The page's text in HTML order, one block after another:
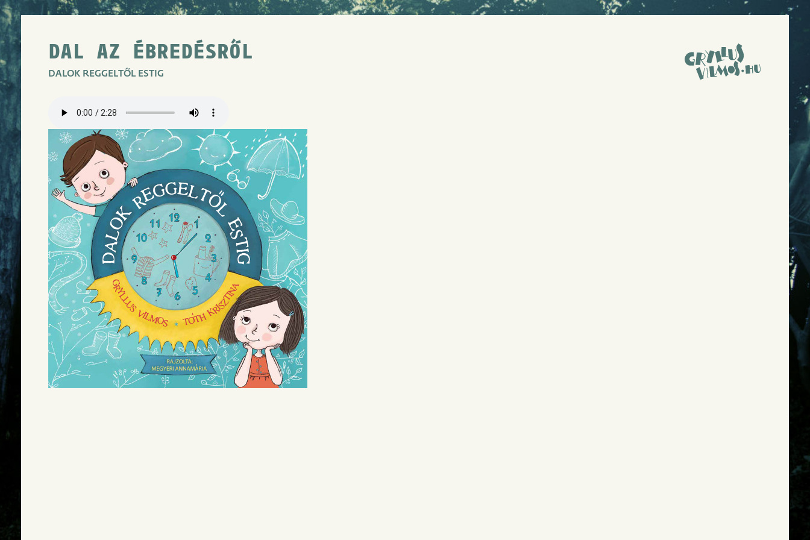
DAL AZ ÉBREDÉSRŐL
DALOK REGGELTŐL ESTIG